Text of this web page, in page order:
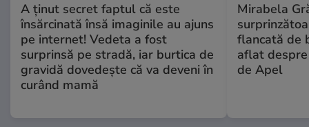
A ținut secret faptul că este
însărcinată însă imaginile au ajuns
pe internet! Vedeta a fost
surprinsă pe stradă, iar burtica de
gravidă dovedește că va deveni în
curând mamă
Mirabela
flancată de
aflat
de Apel